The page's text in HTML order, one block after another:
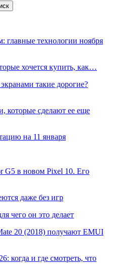
главные технологии ноября
хочется купить, как…
такие дорогие?
которые сделают ее еще
на 11 января
G5 в новом Pixel 10. Его
даже без игр
чего он это делает
20 (2018) получают EMUI
когда и где смотреть, что